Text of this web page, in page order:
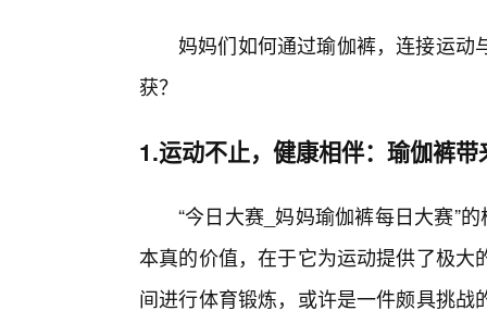
妈妈们如何通过瑜伽裤，连接运
获？
1.运动不止，健康相伴：瑜伽裤
“今日大赛_妈妈瑜伽裤每日大赛”
本真的价值，在于它为运动提供了极
间进行体育锻炼，或许是一件颇具挑